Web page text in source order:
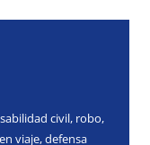
civil, robo,
viaje, defensa